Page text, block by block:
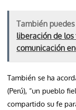
También
liberación de
comunicación
También se ha
(Perú), “un pueblo
compartido su fe